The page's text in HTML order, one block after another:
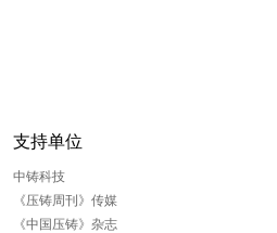
支持单位
中铸科技
《压铸周刊》传媒
《中国压铸》杂志